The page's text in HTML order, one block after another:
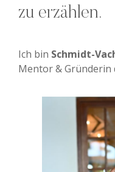
zu erzählen.
Ich bin Schmidt-
Mentor & Gründerin